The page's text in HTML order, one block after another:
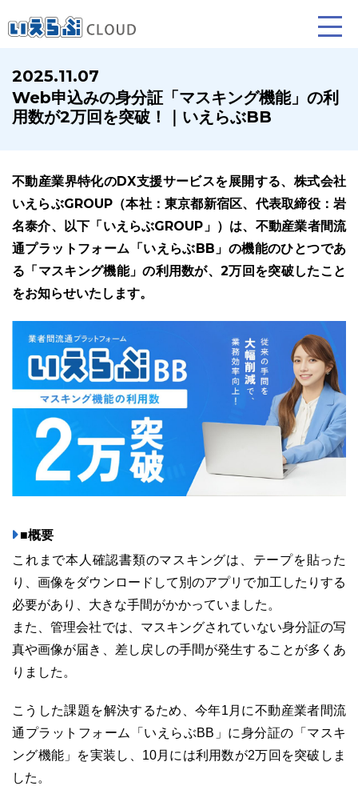
賃貸仲介 売買仲介
ユーザーインタビュー ホームページ制作実績
ニュース一覧 お役立ちブログ
特長 サービス一覧 プラン
2025.11.07
Web申込みの身分証「マスキング機能」の利
用数が2万回を突破！｜いえらぶBB
不動産業界特化のDX支援サービスを展開する、株式会社
いえらぶGROUP（本社：東京都新宿区、代表取締役：岩
名泰介、以下「いえらぶGROUP」）は、不動産業者間流
通プラットフォーム「いえらぶBB」の機能のひとつであ
る「マスキング機能」の利用数が、2万回を突破したこと
をお知らせいたします。
■概要
これまで本人確認書類のマスキングは、テープを貼った
り、画像をダウンロードして別のアプリで加工したりする
必要があり、大きな手間がかかっていました。
また、管理会社では、マスキングされていない身分証の写
真や画像が届き、差し戻しの手間が発生することが多くあ
りました。
こうした課題を解決するため、今年1月に不動産業者間流
通プラットフォーム「いえらぶBB」に身分証の「マスキ
ング機能」を実装し、10月には利用数が2万回を突破しま
した。